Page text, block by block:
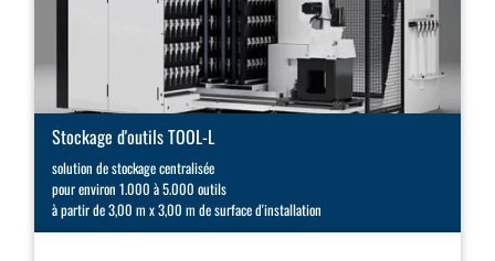
Stockage d'outils TOOL-L
solution de stockage centralisée
pour environ 1.000 à 5.000 outils
à partir de 3,00 m x 3,00 m de surface d'installation